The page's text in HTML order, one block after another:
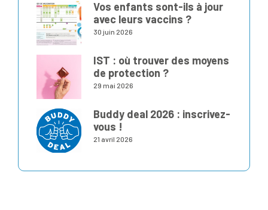
Vos enfants sont-ils à jour
avec leurs vaccins ?
30 juin 2026
IST : où trouver des moyens
de protection ?
29 mai 2026
Buddy deal 2026 : inscrivez-
vous !
21 avril 2026